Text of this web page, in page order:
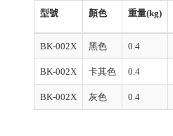
型號 顏色 重量(kg)
BK-002X 黑色 0.4
BK-002X 卡其色 0.4
BK-002X 灰色 0.4